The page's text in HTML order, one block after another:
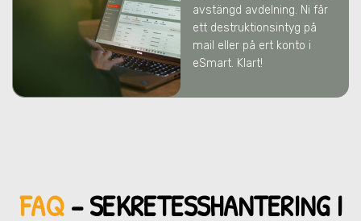
avstängd avdelning. Ni får
ett destruktionsintyg på
mail eller på ert konto i
eSmart. Klart!
FAQ– SEKRETESSHANTERING I